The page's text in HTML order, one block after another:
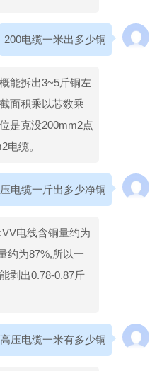
200电缆一米出多少铜
能拆出3~5斤铜左
面积乘以芯数乘
是克没200mm2点
电缆。
电缆一斤出多少净铜
电线含铜量约为
约为87%,所以一
剥出0.78-0.87斤
压电缆一米有多少铜